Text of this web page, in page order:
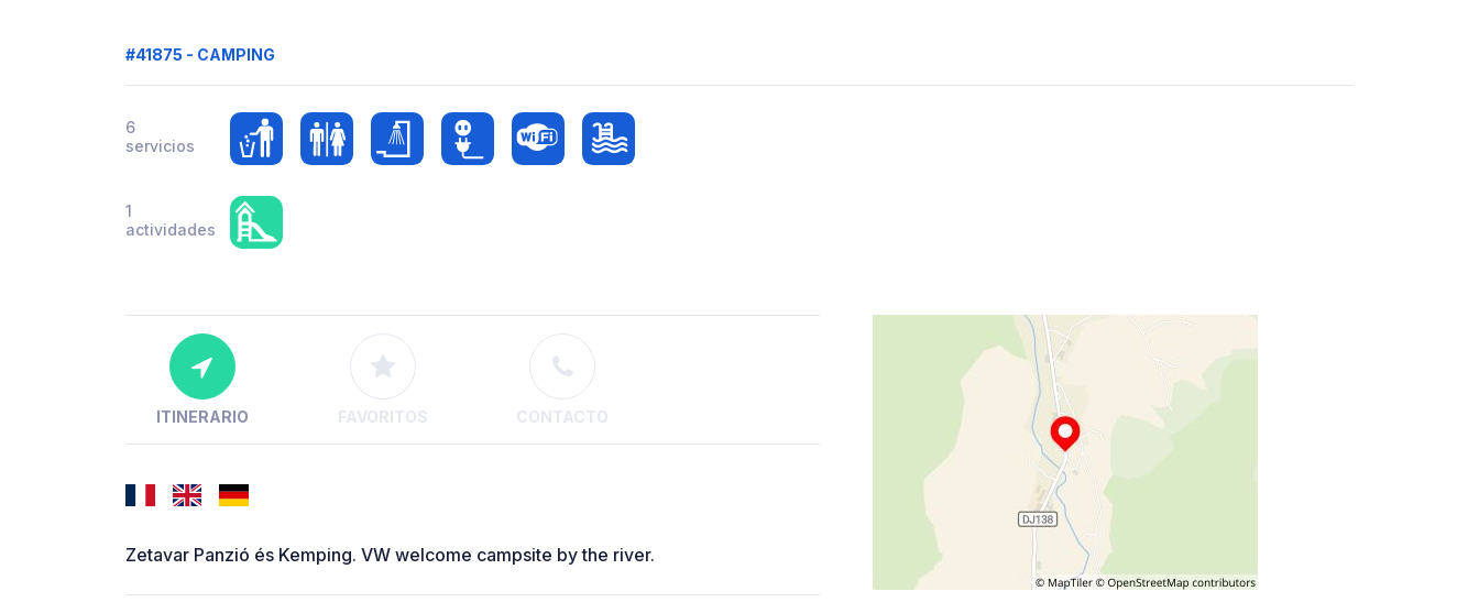
#41875 - CAMPING
6
servicios
1
actividades
ITINERARIO FAVORITOS CONTACTO
Zetavar Panzió és Kemping. VW welcome campsite by the river.